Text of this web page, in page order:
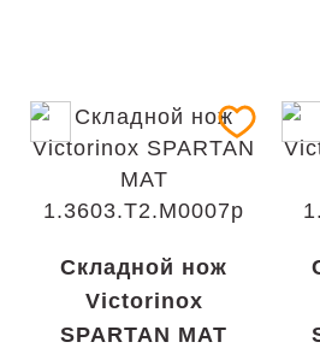
Складной нож
Victorinox
SPARTAN MAT